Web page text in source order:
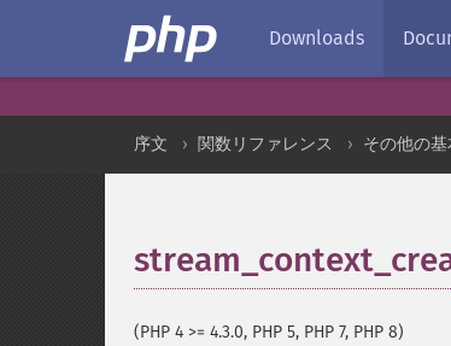
Downloads
序文 関数リファレンス その他の
(PHP 4 >= 4.3.0, PHP 5, PHP 7, PHP 8)